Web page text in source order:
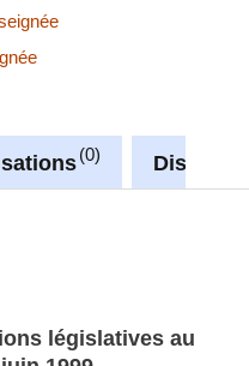
0
législatives au